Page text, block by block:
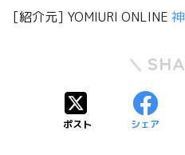
[紹介元] YOMIURI ONLINE
ポスト シェア